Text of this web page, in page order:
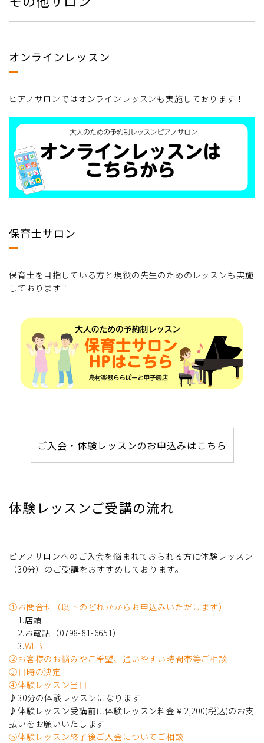
オンラインレッスン
ピアノサロンではオンラインレッスンも実施しております！
保育士サロン
保育士を目指している方と現役の先生のためのレッスンも実施
しております！
ご入会・体験レッスンのお申込みはこちら
体験レッスンご受講の流れ
ピアノサロンへのご入会を悩まれておられる方に体験レッスン
（30分）のご受講をおすすめしております。
①お問合せ（以下のどれかからお申込みいただけます）
1.店頭
2.お電話（0798-81-6651）
3.WEB
➁お客様のお悩みやご希望、通いやすい時間帯等ご相談
③日時の決定
④体験レッスン当日
♪30分の体験レッスンになります
♪体験レッスン受講前に体験レッスン料金￥2,200(税込)のお支
払いをお願いいたします
⑤体験レッスン終了後ご入会についてご相談